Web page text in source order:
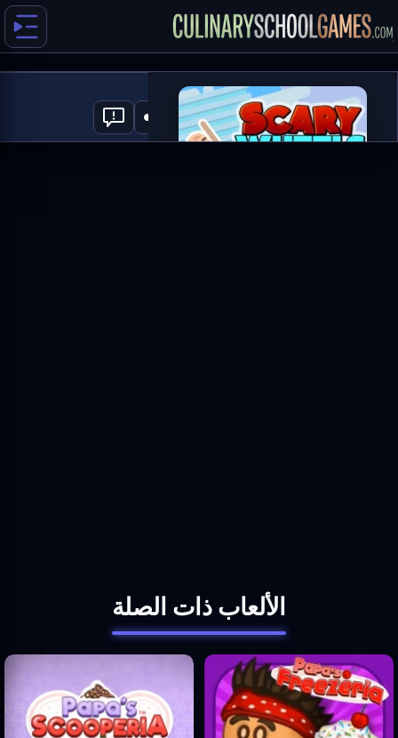
Scary Wheels
1
الألعاب ذات الصلة